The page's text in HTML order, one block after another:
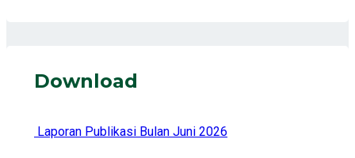
Download
Laporan Publikasi Bulan Juni 2026